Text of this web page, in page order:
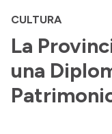
Autoridades
Delegaciones
Consultorios
Presentación CV
CULTURA
La
una